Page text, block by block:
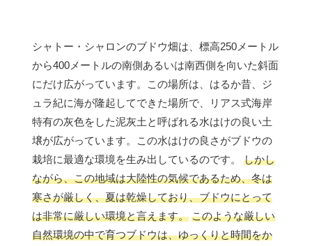
シャトー・シャロンのブドウ畑は、標高250メートル
から400メートルの南側あるいは南西側を向いた斜面
にだけ広がっています。この場所は、はるか昔、ジ
ュラ紀に海が隆起してできた場所で、リアス式海岸
特有の灰色をした泥灰土と呼ばれる水はけの良い土
壌が広がっています。この水はけの良さがブドウの
栽培に最適な環境を生み出しているのです。 しかし
ながら、この地域は大陸性の気候であるため、冬は
寒さが厳しく、夏は乾燥しており、ブドウにとって
は非常に厳しい環境と言えます。 このような厳しい
自然環境の中で育つブドウは、ゆっくりと時間をか